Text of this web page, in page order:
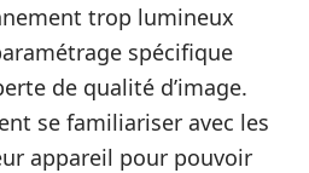
trop lumineux
spécifique
de qualité d’image.
se familiariser avec les
appareil pour pouvoir